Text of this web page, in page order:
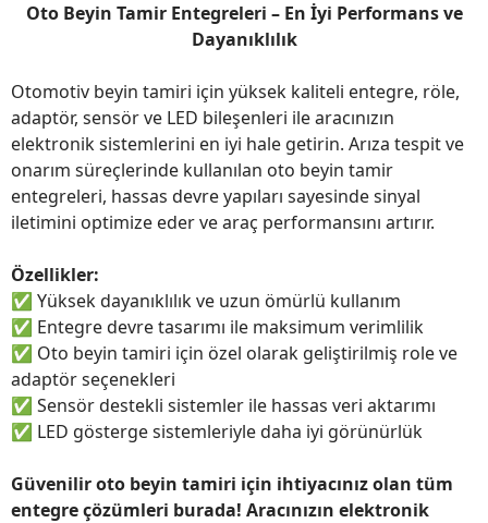
Oto Beyin Tamir Entegreleri – En İyi Performans ve
Dayanıklılık
Otomotiv beyin tamiri için yüksek kaliteli entegre, röle,
adaptör, sensör ve LED bileşenleri ile aracınızın
elektronik sistemlerini en iyi hale getirin. Arıza tespit ve
onarım süreçlerinde kullanılan oto beyin tamir
entegreleri, hassas devre yapıları sayesinde sinyal
iletimini optimize eder ve araç performansını artırır.
Özellikler:
✅ Yüksek dayanıklılık ve uzun ömürlü kullanım
✅ Entegre devre tasarımı ile maksimum verimlilik
✅ Oto beyin tamiri için özel olarak geliştirilmiş role ve
adaptör seçenekleri
✅ Sensör destekli sistemler ile hassas veri aktarımı
✅ LED gösterge sistemleriyle daha iyi görünürlük
Güvenilir oto beyin tamiri için ihtiyacınız olan tüm
entegre çözümleri burada! Aracınızın elektronik